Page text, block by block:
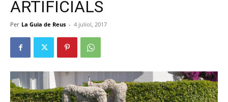
ARTIFICIALS
Per La Guia de Reus - 4 juliol, 2017